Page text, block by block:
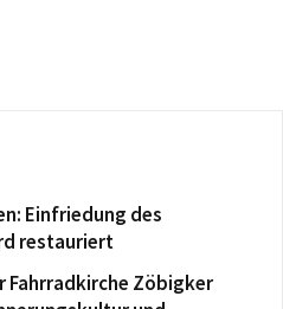
Einfriedung des
restauriert
Fahrradkirche Zöbigker